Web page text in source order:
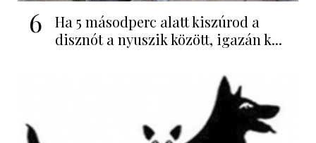
6
Ha 5 másodperc alatt kiszúrod a
disznót a nyuszik között, igazán k...